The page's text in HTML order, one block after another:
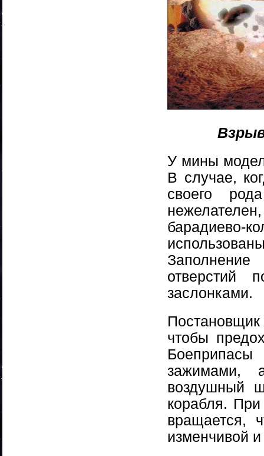
У мины
В случае,
своего
Заполнение
отверстий
заслонками.
чтобы
зажимами,
воздушный
корабля.
вращается,
изменчивой и